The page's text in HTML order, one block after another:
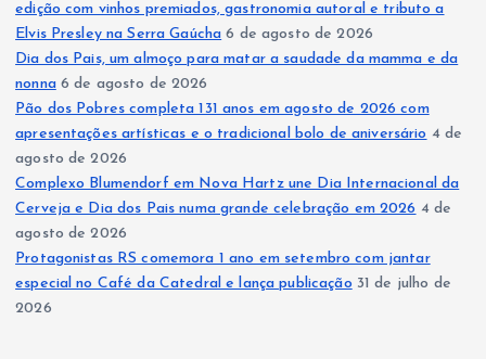
edição com vinhos premiados, gastronomia autoral e tributo a
Elvis Presley na Serra Gaúcha 6 de agosto de 2026
Dia dos Pais, um almoço para matar a saudade da mamma e da
nonna 6 de agosto de 2026
Pão dos Pobres completa 131 anos em agosto de 2026 com
apresentações artísticas e o tradicional bolo de aniversário 4 de
agosto de 2026
Complexo Blumendorf em Nova Hartz une Dia Internacional da
Cerveja e Dia dos Pais numa grande celebração em 2026 4 de
agosto de 2026
Protagonistas RS comemora 1 ano em setembro com jantar
especial no Café da Catedral e lança publicação 31 de julho de
2026